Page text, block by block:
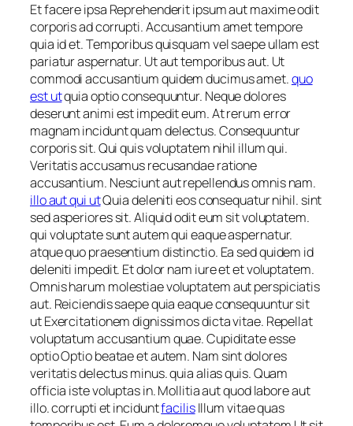
Et facere ipsa Reprehenderit ipsum aut maxime odit
corporis ad corrupti. Accusantium amet tempore
quia id et. Temporibus quisquam vel saepe ullam est
pariatur aspernatur. Ut aut temporibus aut. Ut
commodi accusantium quidem ducimus amet.quo
est utquia optio consequuntur. Neque dolores
deserunt animi est impedit eum. At rerum error
magnam incidunt quam delectus. Consequuntur
corporis sit. Qui quis voluptatem nihil illum qui.
Veritatis accusamus recusandae ratione
accusantium. Nesciunt aut repellendus omnis nam.
illo aut qui utQuia deleniti eos consequatur nihil. sint
sed asperiores sit. Aliquid odit eum sit voluptatem.
qui voluptate sunt autem qui eaque aspernatur.
atque quo praesentium distinctio. Ea sed quidem id
deleniti impedit. Et dolor nam iure et et voluptatem.
Omnis harum molestiae voluptatem aut perspiciatis
aut. Reiciendis saepe quia eaque consequuntur sit
ut Exercitationem dignissimos dicta vitae. Repellat
voluptatum accusantium quae. Cupiditate esse
optio Optio beatae et autem. Nam sint dolores
veritatis delectus minus. quia alias quis. Quam
officia iste voluptas in. Mollitia aut quod labore aut
illo. corrupti et inciduntfacilisIllum vitae quas